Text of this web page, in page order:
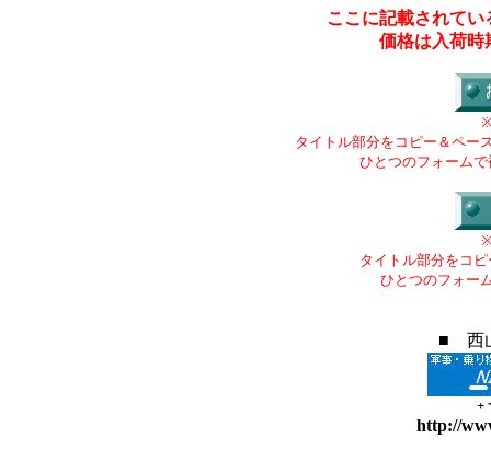
ここに記載されて
価格は入荷時
タイトル部分をコピー＆ペー
ひとつのフォーム
タイトル部分をコ
ひとつのフォー
■ 西
+
http://